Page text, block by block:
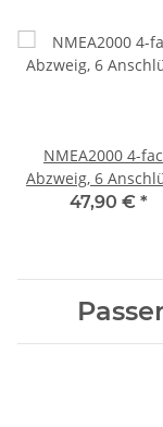
NMEA2000 4-
Abzweig, 6
47,90 € *